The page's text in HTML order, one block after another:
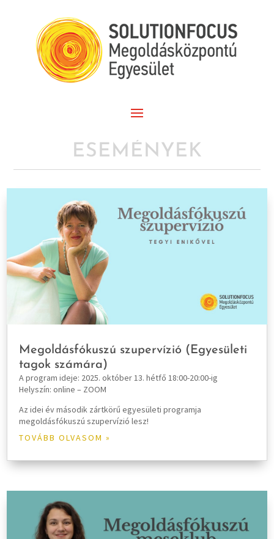
ESEMÉNYEK
Megoldásfókuszú szupervízió (Egyesületi
tagok számára)
A program ideje: 2025. október 13. hétfő 18:00-20:00-ig
Helyszín: online – ZOOM
Az idei év második zártkörű egyesületi programja
megoldásfókuszú szupervízió lesz!
TOVÁBB OLVASOM »